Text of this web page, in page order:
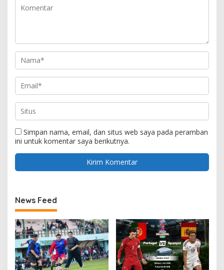
Simpan nama, email, dan situs web saya pada peramban
ini untuk komentar saya berikutnya.
News Feed